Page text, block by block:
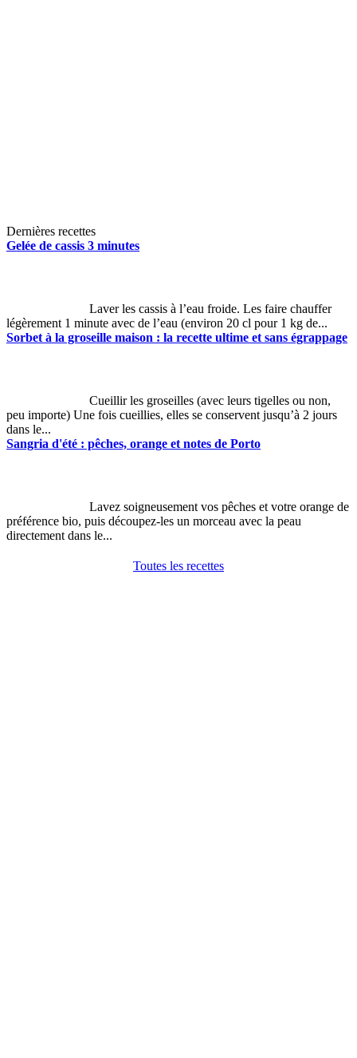
Dernières recettes
Gelée de cassis 3 minutes
Laver les cassis à l’eau froide. Les faire chauffer
légèrement 1 minute avec de l’eau (environ 20 cl pour 1 kg de...
Sorbet à la groseille maison : la recette ultime et sans égrappage
Cueillir les groseilles (avec leurs tigelles ou non,
peu importe) Une fois cueillies, elles se conservent jusqu’à 2 jours
dans le...
Sangria d'été : pêches, orange et notes de Porto
Lavez soigneusement vos pêches et votre orange de
préférence bio, puis découpez-les un morceau avec la peau
directement dans le...
Toutes les recettes